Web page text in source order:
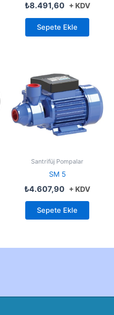
₺8.491,60 + KDV
Sepete Ekle
Santrifüj Pompalar
SM 5
₺4.607,90 + KDV
Sepete Ekle